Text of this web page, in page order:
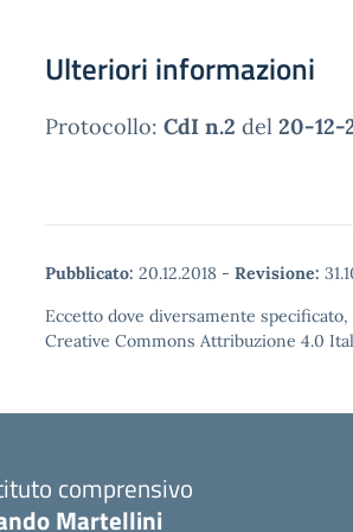
Ulteriori informazioni
Protocollo: CdI n.2 del 20-12-
Pubblicato: 20.12.2018 - Revisione:
Eccetto dove diversamente
Creative Commons Attribuzione 4.0
comprensivo
Martellini